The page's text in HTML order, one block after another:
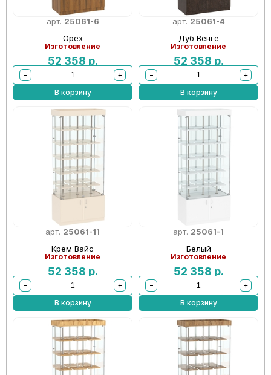
арт. 25061-6
Орех
Изготовление
52 358 р.
−
+
В корзину
арт. 25061-4
Дуб Венге
Изготовление
52 358 р.
−
+
В корзину
арт. 25061-11
Крем Вайс
Изготовление
52 358 р.
−
+
В корзину
арт. 25061-1
Белый
Изготовление
52 358 р.
−
+
В корзину